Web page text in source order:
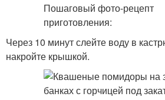
Через 10 минут слейте воду в
накройте крышкой.